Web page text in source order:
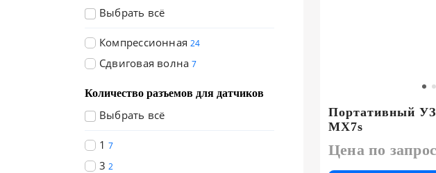
Выбрать всё
Компрессионная 24
Сдвиговая волна 7
Количество разъемов для датчиков
Выбрать всё
1 7
3 2
Портативный
MX7s
Цена по